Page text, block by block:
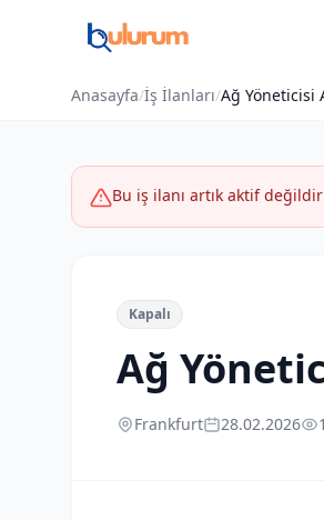
Anasayfa/İş İlanları/Ağ Yöneticisi
Bu iş ilanı artık aktif değildir
Kapalı
Ağ
Frankfurt 28.02.2026